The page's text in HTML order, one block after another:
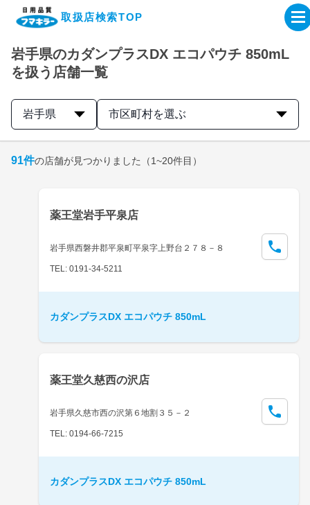
取扱店検索TOP
企業・IR情報サイト
製品情報サイト
取扱店検索はこちら
岩手県のカダンプラスDX エコパウチ 850mL
を扱う店舗一覧
岩手県 市区町村を選ぶ
91件の店舗が見つかりました （1~20件目）
薬王堂岩手平泉店
岩手県西磐井郡平泉町平泉字上野台２７８－８
TEL: 0191-34-5211
カダンプラスDX エコパウチ 850mL
薬王堂久慈西の沢店
岩手県久慈市西の沢第６地割３５－２
TEL: 0194-66-7215
カダンプラスDX エコパウチ 850mL